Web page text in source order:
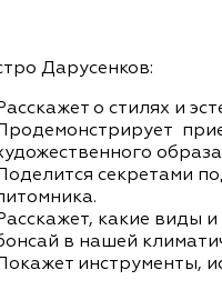
Дарусенков:
о стилях и
секретами
какие виды
в нашей
инструменты,